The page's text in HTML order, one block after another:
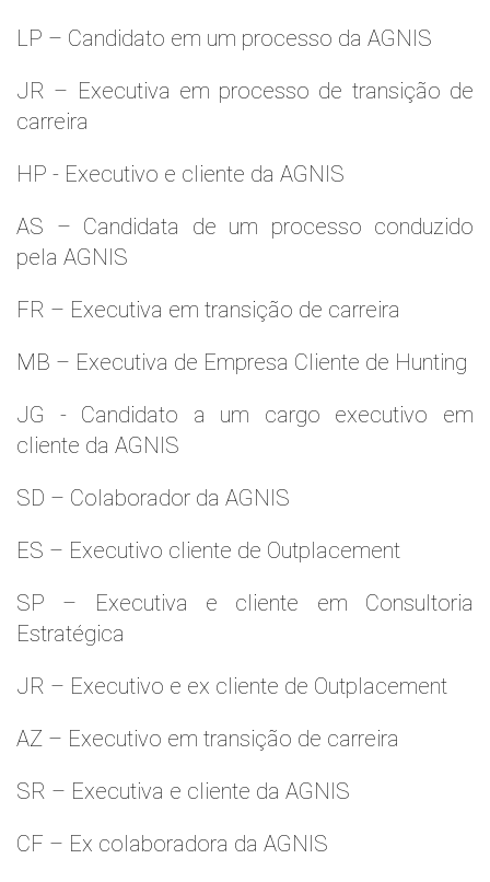
LP – Candidato em um processo da AGNIS
JR – Executiva em processo de transição de
carreira
HP - Executivo e cliente da AGNIS
AS – Candidata de um processo conduzido
pela AGNIS
FR – Executiva em transição de carreira
MB – Executiva de Empresa Cliente de Hunting
JG - Candidato a um cargo executivo em
cliente da AGNIS
SD – Colaborador da AGNIS
ES – Executivo cliente de Outplacement
SP – Executiva e cliente em Consultoria
Estratégica
JR – Executivo e ex cliente de Outplacement
AZ – Executivo em transição de carreira
SR – Executiva e cliente da AGNIS
CF – Ex colaboradora da AGNIS